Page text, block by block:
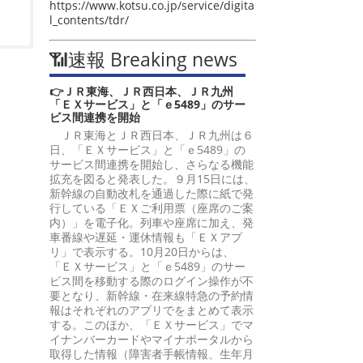
https://www.kotsu.co.jp/service/digita
l_contents/tdr/
📶速報 Breaking news
👉ＪＲ東海、ＪＲ西日本、ＪＲ九州
「ＥＸサービス」と「ｅ5489」のサー
ビス間連携を開始
ＪＲ東海とＪＲ西日本、ＪＲ九州は６
日、「ＥＸサービス」と「ｅ5489」の
サービス間連携を開始し、さらなる機能
拡充を図ると発表した。９月15日には、
新幹線の自動改札を通過した際に紙で発
行している「ＥＸご利用票（座席のご案
内）」を電子化。列車や座席に加え、発
車番線や遅延・運休情報も「ＥＸアプ
リ」で表示する。10月20日からは、
「ＥＸサービス」と「ｅ5489」のサー
ビス間を移動する際のログイン操作が不
要となり、新幹線・在来線特急の予約情
報はそれぞれのアプリでをまとめて表示
する。このほか、「ＥＸサービス」でマ
イナンバーカードやマイナポータルから
取得した情報（障害者手帳情報、生年月